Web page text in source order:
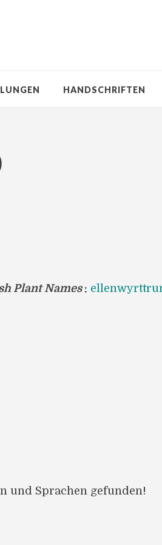
HANDSCHRIFTEN
Plant Names :
und Sprachen gefunden!